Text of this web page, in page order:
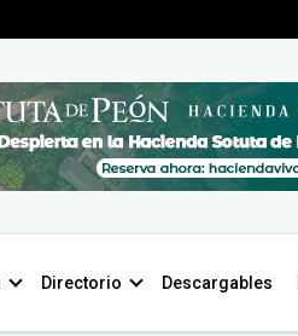
Directorio Descargables